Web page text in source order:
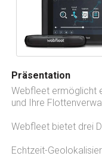
Präsentation
Webfleet ermöglicht
und Ihre
Webfleet bietet drei
Echtzeit-